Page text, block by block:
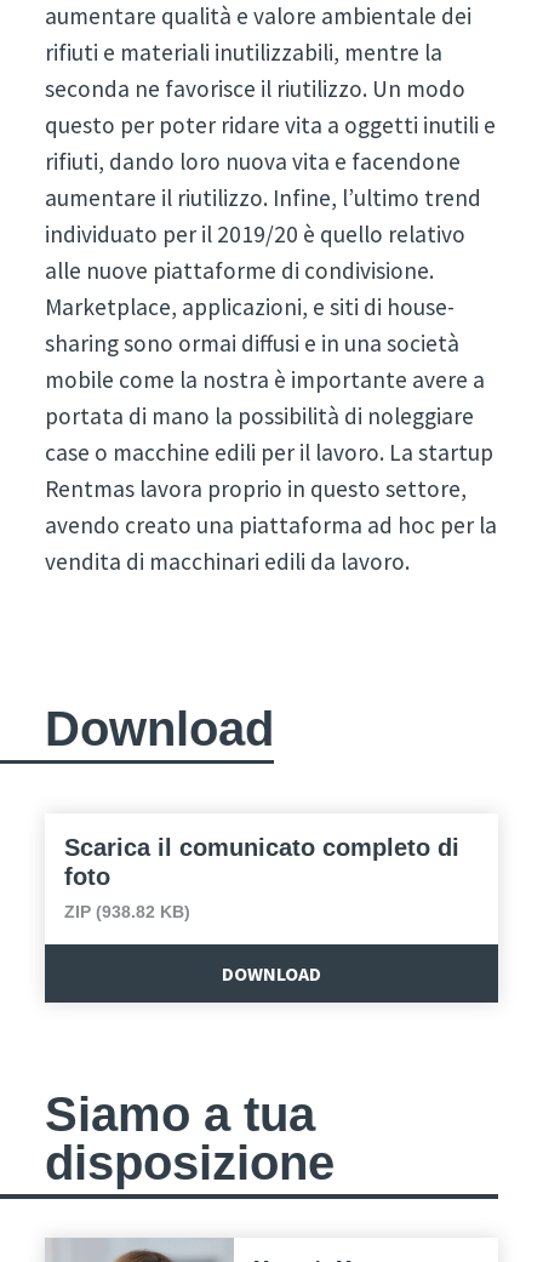
aumentare qualità e valore ambientale dei
rifiuti e materiali inutilizzabili, mentre la
seconda ne favorisce il riutilizzo. Un modo
questo per poter ridare vita a oggetti inutili e
rifiuti, dando loro nuova vita e facendone
aumentare il riutilizzo. Infine, l’ultimo trend
individuato per il 2019/20 è quello relativo
alle nuove piattaforme di condivisione.
Marketplace, applicazioni, e siti di house-
sharing sono ormai diffusi e in una società
mobile come la nostra è importante avere a
portata di mano la possibilità di noleggiare
case o macchine edili per il lavoro. La startup
Rentmas lavora proprio in questo settore,
avendo creato una piattaforma ad hoc per la
vendita di macchinari edili da lavoro.
Download
Scarica il comunicato completo di
foto
ZIP (938.82 KB)
DOWNLOAD
Siamo a tua
disposizione